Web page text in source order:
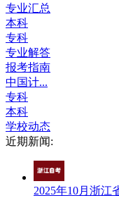
专业汇总
本科
专科
专业解答
报考指南
中国计...
专科
本科
学校动态
近期新闻:
2025年10月浙江